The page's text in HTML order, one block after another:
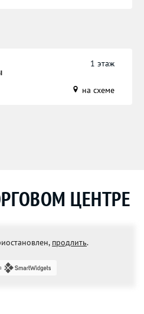
1 этаж
на схеме
ЦЕНТРЕ
продлить.